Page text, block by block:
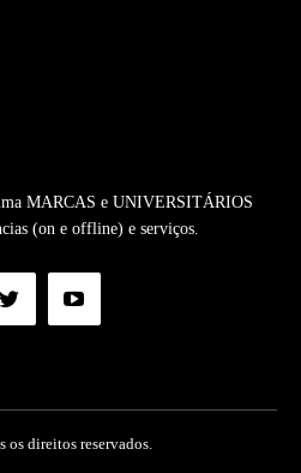
MARCAS e UNIVERSITÁRIOS
(on e offline) e serviços.
direitos reservados.